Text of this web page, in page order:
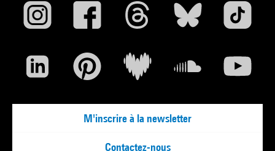
M'inscrire à la newsletter
Contactez-nous